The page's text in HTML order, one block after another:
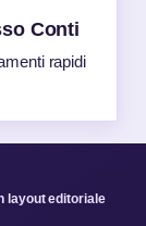
Conti
rapidi
layout editoriale